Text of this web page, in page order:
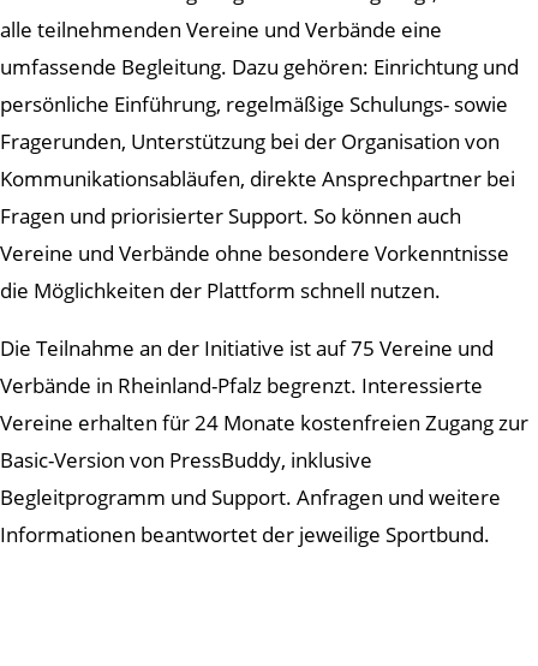
alle teilnehmenden Vereine und Verbände eine
umfassende Begleitung. Dazu gehören: Einrichtung und
persönliche Einführung, regelmäßige Schulungs- sowie
Fragerunden, Unterstützung bei der Organisation von
Kommunikationsabläufen, direkte Ansprechpartner bei
Fragen und priorisierter Support. So können auch
Vereine und Verbände ohne besondere Vorkenntnisse
die Möglichkeiten der Plattform schnell nutzen.
Die Teilnahme an der Initiative ist auf 75 Vereine und
Verbände in Rheinland-Pfalz begrenzt. Interessierte
Vereine erhalten für 24 Monate kostenfreien Zugang zur
Basic-Version von PressBuddy, inklusive
Begleitprogramm und Support. Anfragen und weitere
Informationen beantwortet der jeweilige Sportbund.